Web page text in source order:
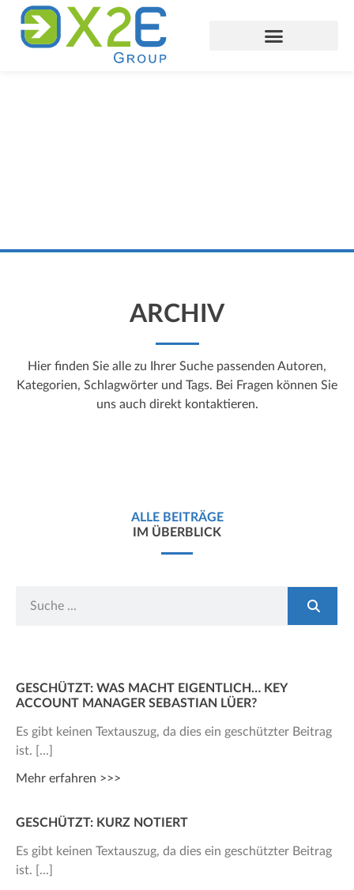
ARCHIV
Hier finden Sie alle zu Ihrer Suche passenden Autoren,
Kategorien, Schlagwörter und Tags. Bei Fragen können Sie
uns auch direkt kontaktieren.
ALLE BEITRÄGE
IM ÜBERBLICK
GESCHÜTZT: WAS MACHT EIGENTLICH… KEY
ACCOUNT MANAGER SEBASTIAN LÜER?
Es gibt keinen Textauszug, da dies ein geschützter Beitrag
ist.
Mehr erfahren >>>
GESCHÜTZT: KURZ NOTIERT
Es gibt keinen Textauszug, da dies ein geschützter Beitrag
ist.